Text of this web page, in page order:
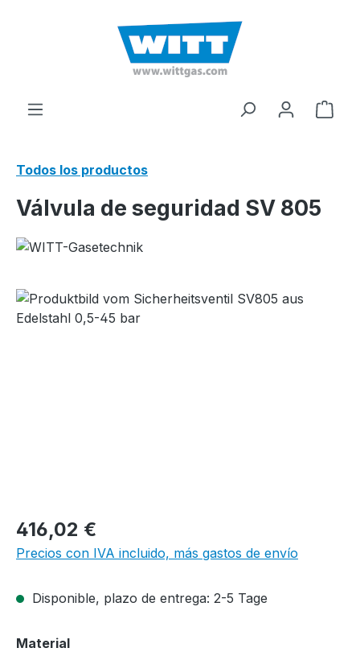
El
Todos los productos
Válvula de seguridad SV 805
Omitir galería de imágenes
416,02 €
Precios con IVA incluido, más gastos de envío
Disponible, plazo de entrega: 2-5 Tage
Seleccione
Material